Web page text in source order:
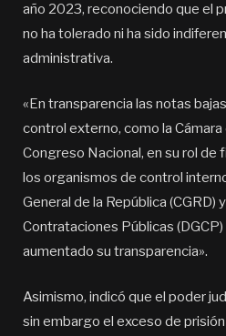
año 2023, reconociendo que el
no ha tolerado ni ha sido
administrativa.
«En transparencia las notas
control externo, como la Cámara
Congreso Nacional, en su rol de
los organismos de control
General de la República (CGRD)
Contrataciones Públicas
aumentado su transparencia».
Asimismo, indicó que el poder
sin embargo el exceso de